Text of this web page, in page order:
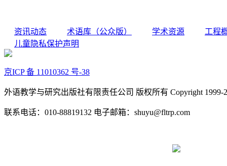
资讯动态 术语库（公众版） 学术资源
工程
儿童隐私保护声明
京ICP 备 11010362 号-38
外语教学与研究出版社有限责任公司 版权所有 Copyright 1999-
联系电话：010-88819132 电子邮箱：shuyu@fltrp.com